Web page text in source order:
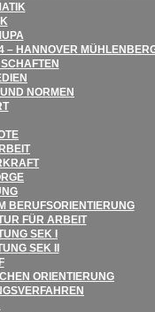
– HAN­NO­VER
NORMEN
BERUFSORIENTIERUNG
FÜR ARBEIT
SEK I
SEK II
ORIENTIERUNG